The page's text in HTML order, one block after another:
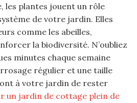
les plantes jouent un rôle
de votre jardin. Elles
comme les abeilles,
la biodiversité. N’oubliez
minutes chaque semaine
régulier et une taille
à votre jardin de rester
un jardin de cottage plein de